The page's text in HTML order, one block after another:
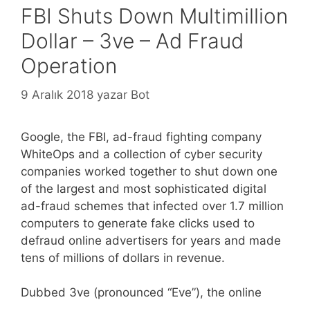
FBI Shuts Down Multimillion
Dollar – 3ve – Ad Fraud
Operation
9 Aralık 2018 yazar Bot
Google, the FBI, ad-fraud fighting company
WhiteOps and a collection of cyber security
companies worked together to shut down one
of the largest and most sophisticated digital
ad-fraud schemes that infected over 1.7 million
computers to generate fake clicks used to
defraud online advertisers for years and made
tens of millions of dollars in revenue.
Dubbed 3ve (pronounced “Eve”), the online